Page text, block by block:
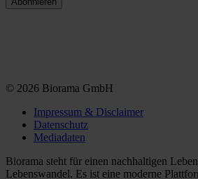
© 2026 Biorama GmbH
Impressum & Disclaimer
Datenschutz
Mediadaten
Biorama steht für einen nachhaltigen
Lebenswandel. Es ist eine moderne